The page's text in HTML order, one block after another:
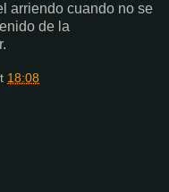
arriendo cuando no se
de la
18:08